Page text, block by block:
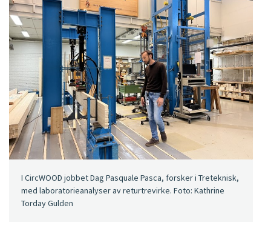
I CircWOOD jobbet Dag Pasquale Pasca, forsker i Treteknisk,
med laboratorieanalyser av returtrevirke. Foto: Kathrine
Torday Gulden